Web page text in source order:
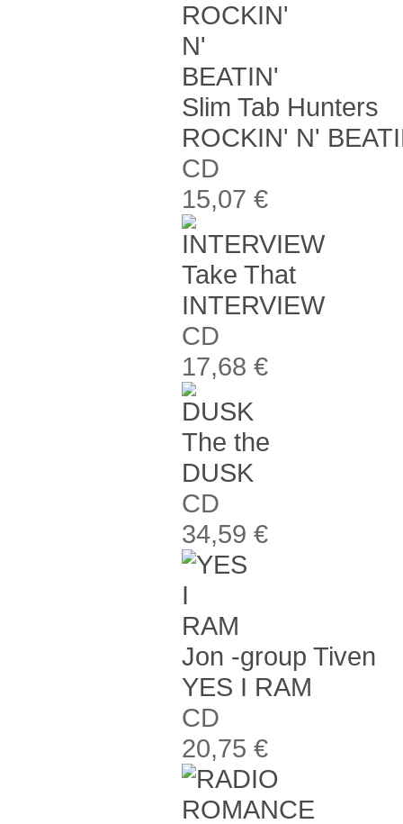
Slim Tab Hunters
ROCKIN' N'
CD
15,07 €
Take That
INTERVIEW
CD
17,68 €
The the
DUSK
CD
34,59 €
Jon -group Tiven
YES I RAM
CD
20,75 €